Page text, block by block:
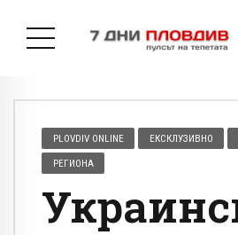
PLOVDIV ONLINE ЕКСКЛУЗИВНО
РЕГИОНА